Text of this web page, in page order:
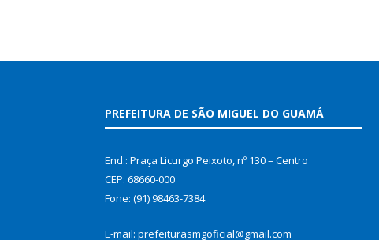
PREFEITURA DE SÃO MIGUEL DO GUAMÁ
End.: Praça Licurgo Peixoto, nº 130 – Centro
CEP: 68660-000
Fone: (91) 98463-7384
E-mail: prefeiturasmgoficial@gmail.com